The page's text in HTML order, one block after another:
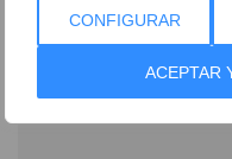
CONFIGURAR
ACEPTAR
Contacta con